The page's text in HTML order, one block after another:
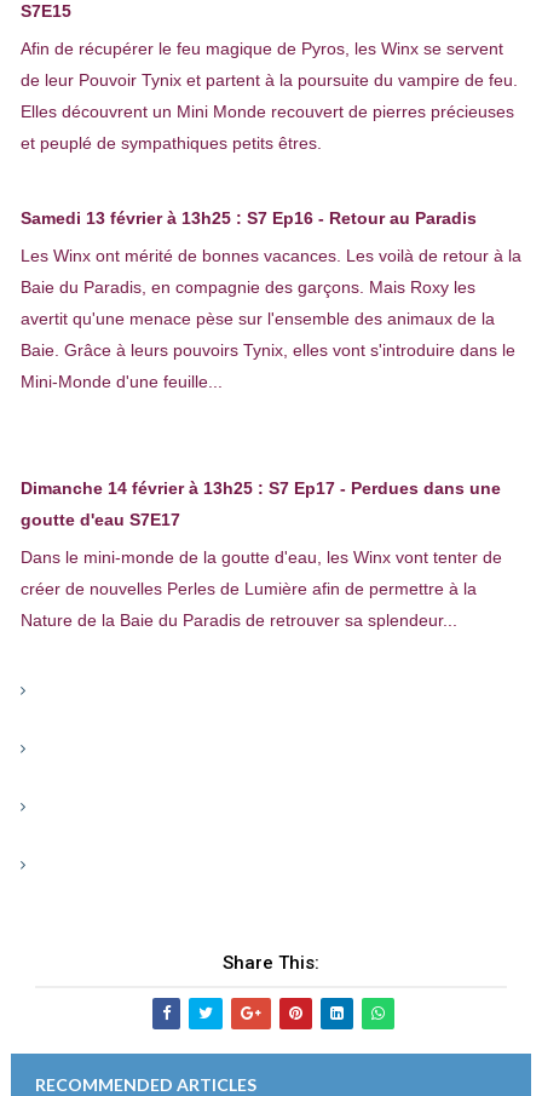
S7E15
Afin de récupérer le feu magique de Pyros, les Winx se servent
de leur Pouvoir Tynix et partent à la poursuite du vampire de feu.
Elles découvrent un Mini Monde recouvert de pierres précieuses
et peuplé de sympathiques petits êtres.
Samedi 13 février à 13h25 : S7 Ep16- Retour au Paradis
Les Winx ont mérité de bonnes vacances. Les voilà de retour à la
Baie du Paradis, en compagnie des garçons. Mais Roxy les
avertit qu'une menace pèse sur l'ensemble des animaux de la
Baie. Grâce à leurs pouvoirs Tynix, elles vont s'introduire dans le
Mini-Monde d'une feuille...
Dimanche 14 février à 13h25 : S7 Ep17- Perdues dans une
goutte d'eau S7E17
Dans le mini-monde de la goutte d'eau, les Winx vont tenter de
créer de nouvelles Perles de Lumière afin de permettre à la
Nature de la Baie du Paradis de retrouver sa splendeur...
Share This:
RECOMMENDED ARTICLES